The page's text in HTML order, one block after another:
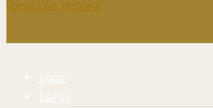
Inicio
Libros